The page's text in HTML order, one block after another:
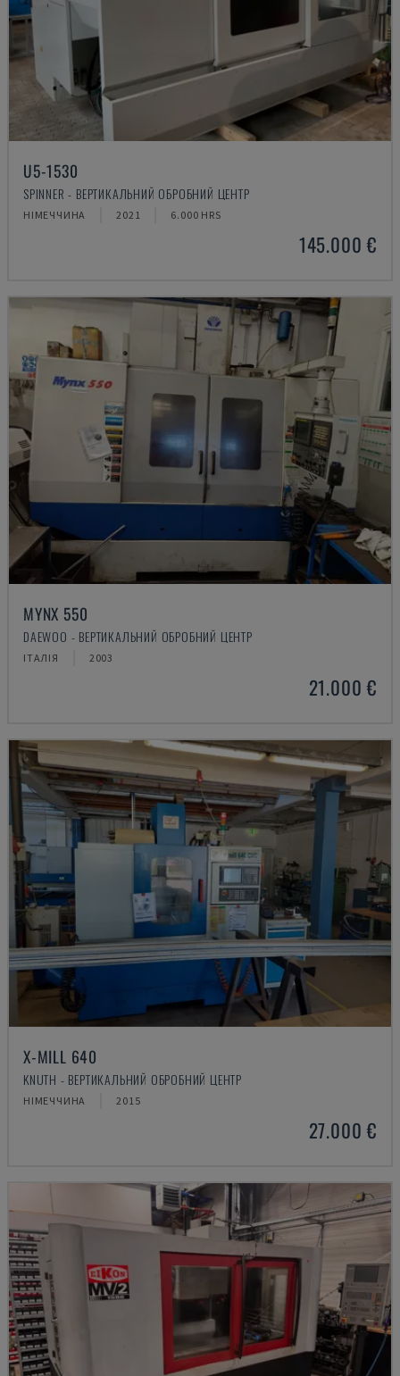
U5-1530
SPINNER - ВЕРТИКАЛЬНИЙ ОБРОБНИЙ ЦЕНТР
НІМЕЧЧИНА 2021 6.000 HRS
145.000 €
MYNX 550
DAEWOO - ВЕРТИКАЛЬНИЙ ОБРОБНИЙ ЦЕНТР
ІТАЛІЯ 2003
21.000 €
X-MILL 640
KNUTH - ВЕРТИКАЛЬНИЙ ОБРОБНИЙ ЦЕНТР
НІМЕЧЧИНА 2015
27.000 €